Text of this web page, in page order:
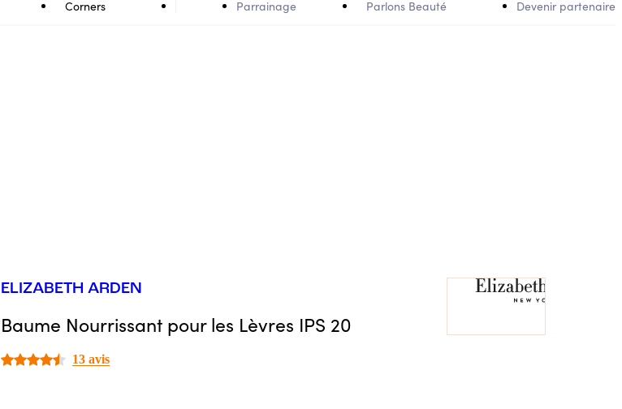
Corners Parrainage Parlons Beauté Devenir partenaire
ELIZABETH ARDEN
Baume Nourrissant pour les Lèvres IPS 20
13 avis